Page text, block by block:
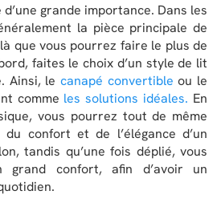
grande importance. Dans les
la pièce principale de
que vous pourrez faire le plus de
faites le choix d’un style de lit
Ainsi, le canapé convertible ou le
comme les solutions idéales. En
vous pourrez tout de même
confort et de l’élégance d’un
tandis qu’une fois déplié, vous
grand confort, afin d’avoir un